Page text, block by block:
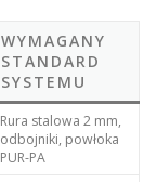
WYMAGANY
STANDARD
SYSTEMU
Rura stalowa 2 mm,
odbojniki, powłoka
PUR-PA